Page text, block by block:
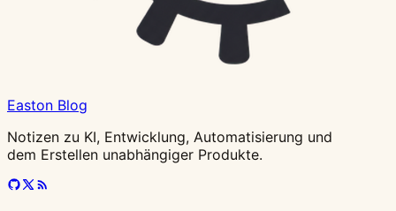
Easton Blog
Notizen zu KI, Entwicklung, Automatisierung und
dem Erstellen unabhängiger Produkte.